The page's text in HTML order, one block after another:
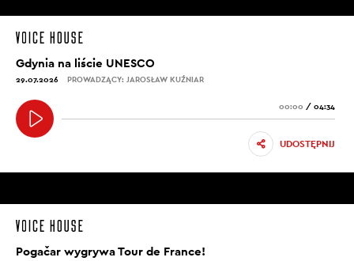
Gdynia na liście UNESCO
29.07.2026 PROWADZĄCY: JAROSŁAW KUŹNIAR
00:00 / 04:34
UDOSTĘPNIJ
Pogačar wygrywa Tour de France!